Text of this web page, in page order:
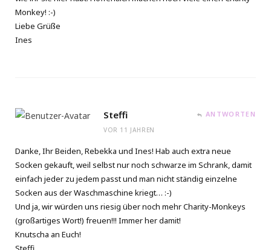
Monkey! :-)
Liebe Grüße
Ines
Steffi
VOR 11 JAHREN
ANTWORTEN
Danke, Ihr Beiden, Rebekka und Ines! Hab auch extra neue
Socken gekauft, weil selbst nur noch schwarze im Schrank, damit
einfach jeder zu jedem passt und man nicht ständig einzelne
Socken aus der Waschmaschine kriegt… :-)
Und ja, wir würden uns riesig über noch mehr Charity-Monkeys
(großartiges Wort!) freuen!!! Immer her damit!
Knutscha an Euch!